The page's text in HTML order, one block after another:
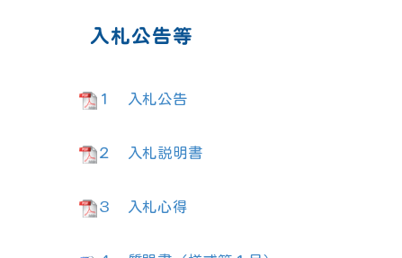
入札公告等
１ 入札公告
２ 入札説明書
３ 入札心得